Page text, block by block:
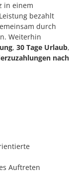
in einem
bezahlt
durch
Weiterhin
, 30 Tage Urlaub,
nach
Auftreten